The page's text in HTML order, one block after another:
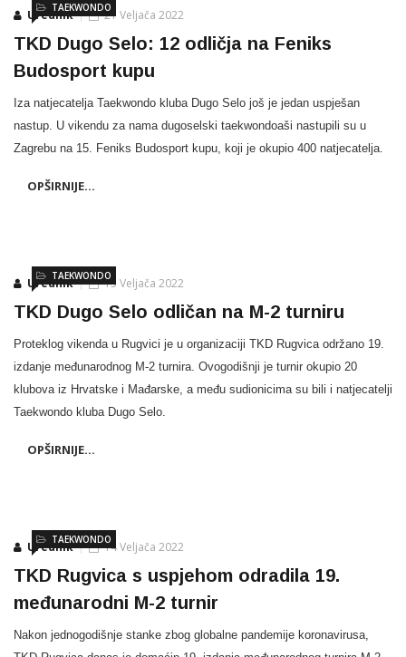
UrednikTAEKWONDO21 Veljača 2022
TKD Dugo Selo: 12 odličja na Feniks
Budosport kupu
Iza natjecatelja Taekwondo kluba Dugo Selo još je jedan uspješan
nastup. U vikendu za nama dugoselski taekwondoaši nastupili su u
Zagrebu na 15. Feniks Budosport kupu, koji je okupio 400 natjecatelja.
OPŠIRNIJE...
UrednikTAEKWONDO15 Veljača 2022
TKD Dugo Selo odličan na M-2 turniru
Proteklog vikenda u Rugvici je u organizaciji TKD Rugvica održano 19.
izdanje međunarodnog M-2 turnira. Ovogodišnji je turnir okupio 20
klubova iz Hrvatske i Mađarske, a među sudionicima su bili i natjecatelji
Taekwondo kluba Dugo Selo.
OPŠIRNIJE...
UrednikTAEKWONDO14 Veljača 2022
TKD Rugvica s uspjehom odradila 19.
međunarodni M-2 turnir
Nakon jednogodišnje stanke zbog globalne pandemije koronavirusa,